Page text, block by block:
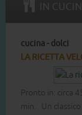
IN
cucina - dolci
LA RICETTA
Pronto in: circa
Dolce leggero e